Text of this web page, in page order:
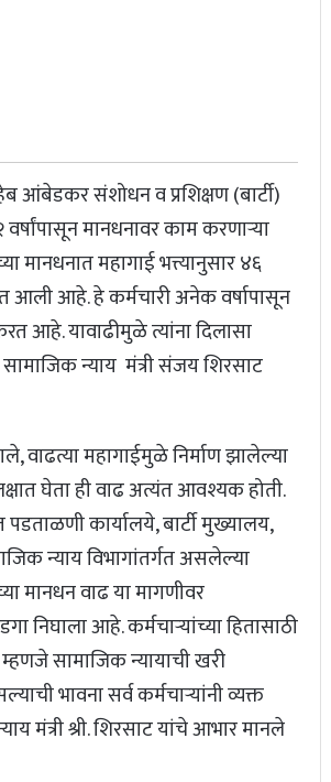
आंबेडकर संशोधन व प्रशिक्षण (बार्टी)
मानधनावर काम करणाऱ्या
मानधनात महागाई भत्त्यानुसार ४६
आली आहे. हे कर्मचारी अनेक वर्षापासून
आहे. यावाढीमुळे त्यांना दिलासा
न्याय मंत्री संजय शिरसाट
वाढत्या महागाईमुळे निर्माण झालेल्या
घेता ही वाढ अत्यंत आवश्यक होती.
पडताळणी कार्यालये, बार्टी मुख्यालय,
न्याय विभागांतर्गत असलेल्या
मानधन वाढ या मागणीवर
निघाला आहे. कर्मचाऱ्यांच्या हितासाठी
सामाजिक न्यायाची खरी
भावना सर्व कर्मचाऱ्यांनी व्यक्त
मंत्री श्री. शिरसाट यांचे आभार मानले